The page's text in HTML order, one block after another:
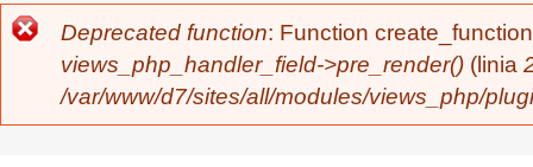
KOMUNIKAT O BŁĘDZIE
Deprecated function: Function
views_php_handler_field->pre_render() (linia
/var/www/d7/sites/all/modules/views_php/